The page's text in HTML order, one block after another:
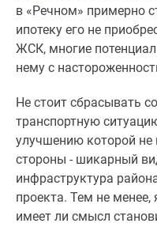
в «Речном» примерно
ипотеку его не
ЖСК, многие
нему с
Не стоит сбрасывать
транспортную
улучшению которой не
стороны - шикарный
инфраструктура
проекта. Тем не
имеет ли смысл